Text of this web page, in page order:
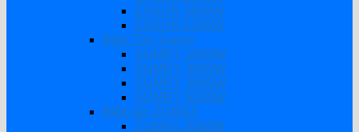
EASUN 3800W
EASUN 6200W
Biến Tần Sumry
SUMRY 1800W
SUMRY 3000W
SUMRY 3800W
SUMRY 6200W
Biến tần ZUMAX
ZUMAX 3000W